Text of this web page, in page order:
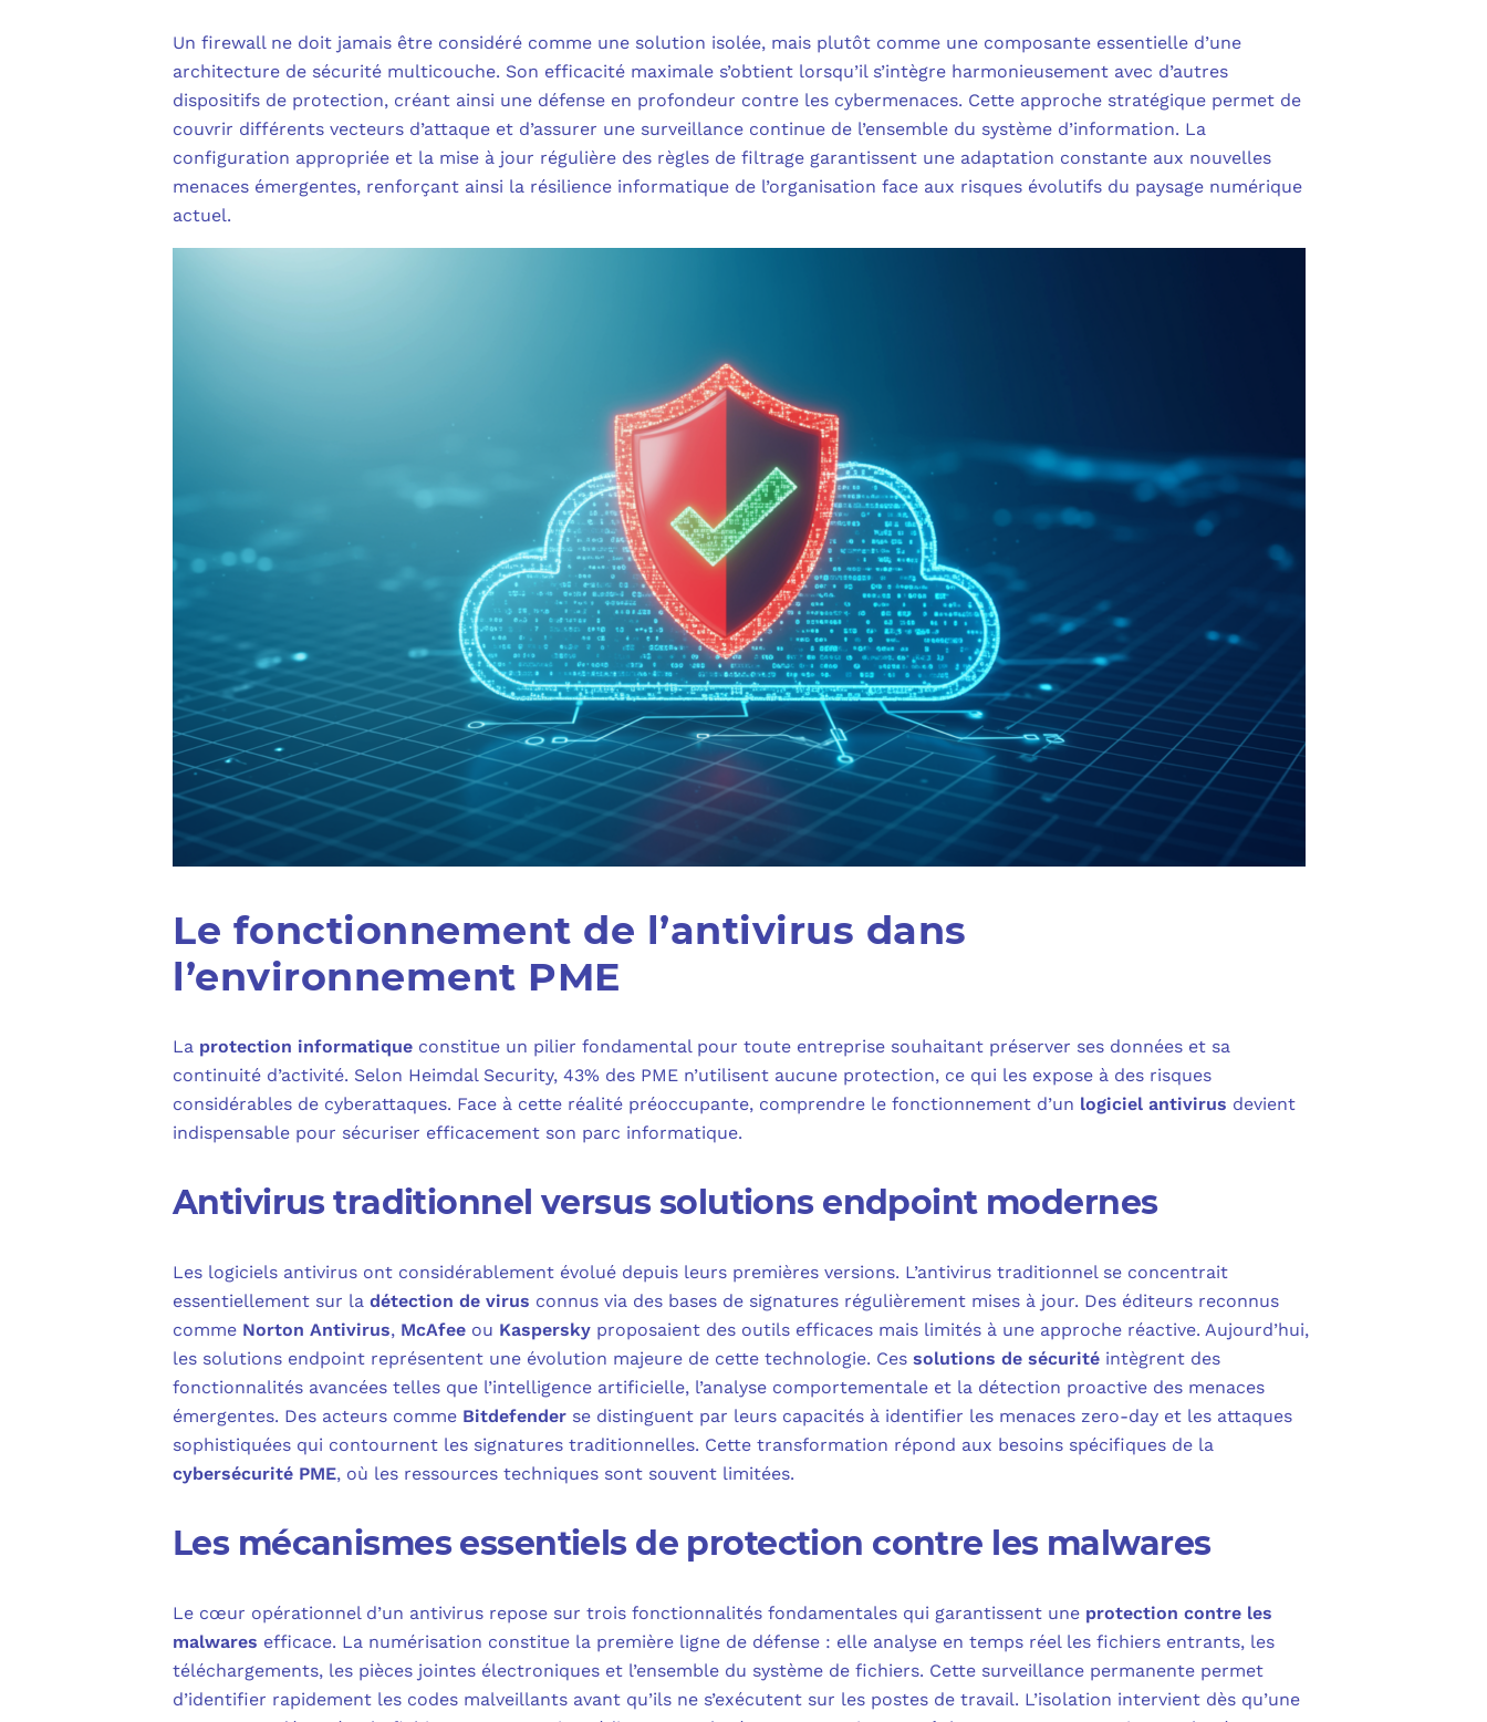
Un firewall ne doit jamais être considéré comme une solution isolée, mais plutôt comme une composante essentielle d’une
architecture de sécurité multicouche. Son efficacité maximale s’obtient lorsqu’il s’intègre harmonieusement avec d’autres
dispositifs de protection, créant ainsi une défense en profondeur contre les cybermenaces. Cette approche stratégique permet de
couvrir différents vecteurs d’attaque et d’assurer une surveillance continue de l’ensemble du système d’information. La
configuration appropriée et la mise à jour régulière des règles de filtrage garantissent une adaptation constante aux nouvelles
menaces émergentes, renforçant ainsi la résilience informatique de l’organisation face aux risques évolutifs du paysage numérique
actuel.
Le fonctionnement de l’antivirus dans
l’environnement PME
La protection informatique constitue un pilier fondamental pour toute entreprise souhaitant préserver ses données et sa
continuité d’activité. Selon Heimdal Security, 43% des PME n’utilisent aucune protection, ce qui les expose à des risques
considérables de cyberattaques. Face à cette réalité préoccupante, comprendre le fonctionnement d’un logiciel antivirus devient
indispensable pour sécuriser efficacement son parc informatique.
Antivirus traditionnel versus solutions endpoint modernes
Les logiciels antivirus ont considérablement évolué depuis leurs premières versions. L’antivirus traditionnel se concentrait
essentiellement sur la détection de virus connus via des bases de signatures régulièrement mises à jour. Des éditeurs reconnus
comme Norton Antivirus, McAfee ou Kaspersky proposaient des outils efficaces mais limités à une approche réactive. Aujourd’hui,
les solutions endpoint représentent une évolution majeure de cette technologie. Ces solutions de sécurité intègrent des
fonctionnalités avancées telles que l’intelligence artificielle, l’analyse comportementale et la détection proactive des menaces
émergentes. Des acteurs comme Bitdefender se distinguent par leurs capacités à identifier les menaces zero-day et les attaques
sophistiquées qui contournent les signatures traditionnelles. Cette transformation répond aux besoins spécifiques de la
cybersécurité PME, où les ressources techniques sont souvent limitées.
Les mécanismes essentiels de protection contre les malwares
Le cœur opérationnel d’un antivirus repose sur trois fonctionnalités fondamentales qui garantissent une protection contre les
malwares efficace. La numérisation constitue la première ligne de défense : elle analyse en temps réel les fichiers entrants, les
téléchargements, les pièces jointes électroniques et l’ensemble du système de fichiers. Cette surveillance permanente permet
d’identifier rapidement les codes malveillants avant qu’ils ne s’exécutent sur les postes de travail. L’isolation intervient dès qu’une